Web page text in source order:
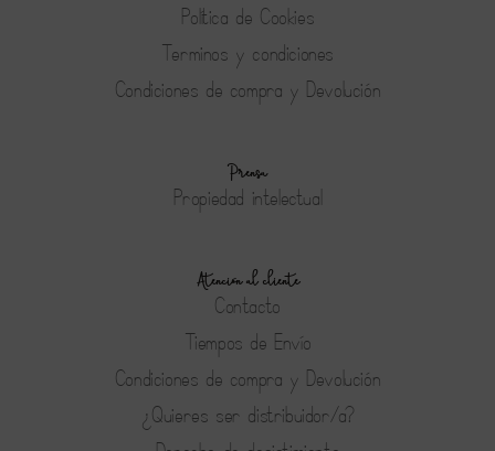
Política de Cookies
Terminos y condiciones
Condiciones de compra y Devolución
Prensa
Propiedad intelectual
Atención al cliente
Contacto
Tiempos de Envío
Condiciones de compra y Devolución
¿Quieres ser distribuidor/a?